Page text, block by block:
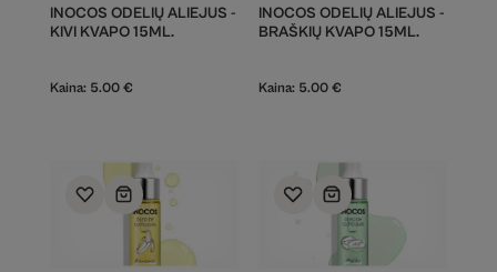
INOCOS ODELIŲ ALIEJUS -
KIVI KVAPO 15ML.
Kaina: 5.00 €
INOCOS ODELIŲ ALIEJUS -
BRAŠKIŲ KVAPO 15ML.
Kaina: 5.00 €